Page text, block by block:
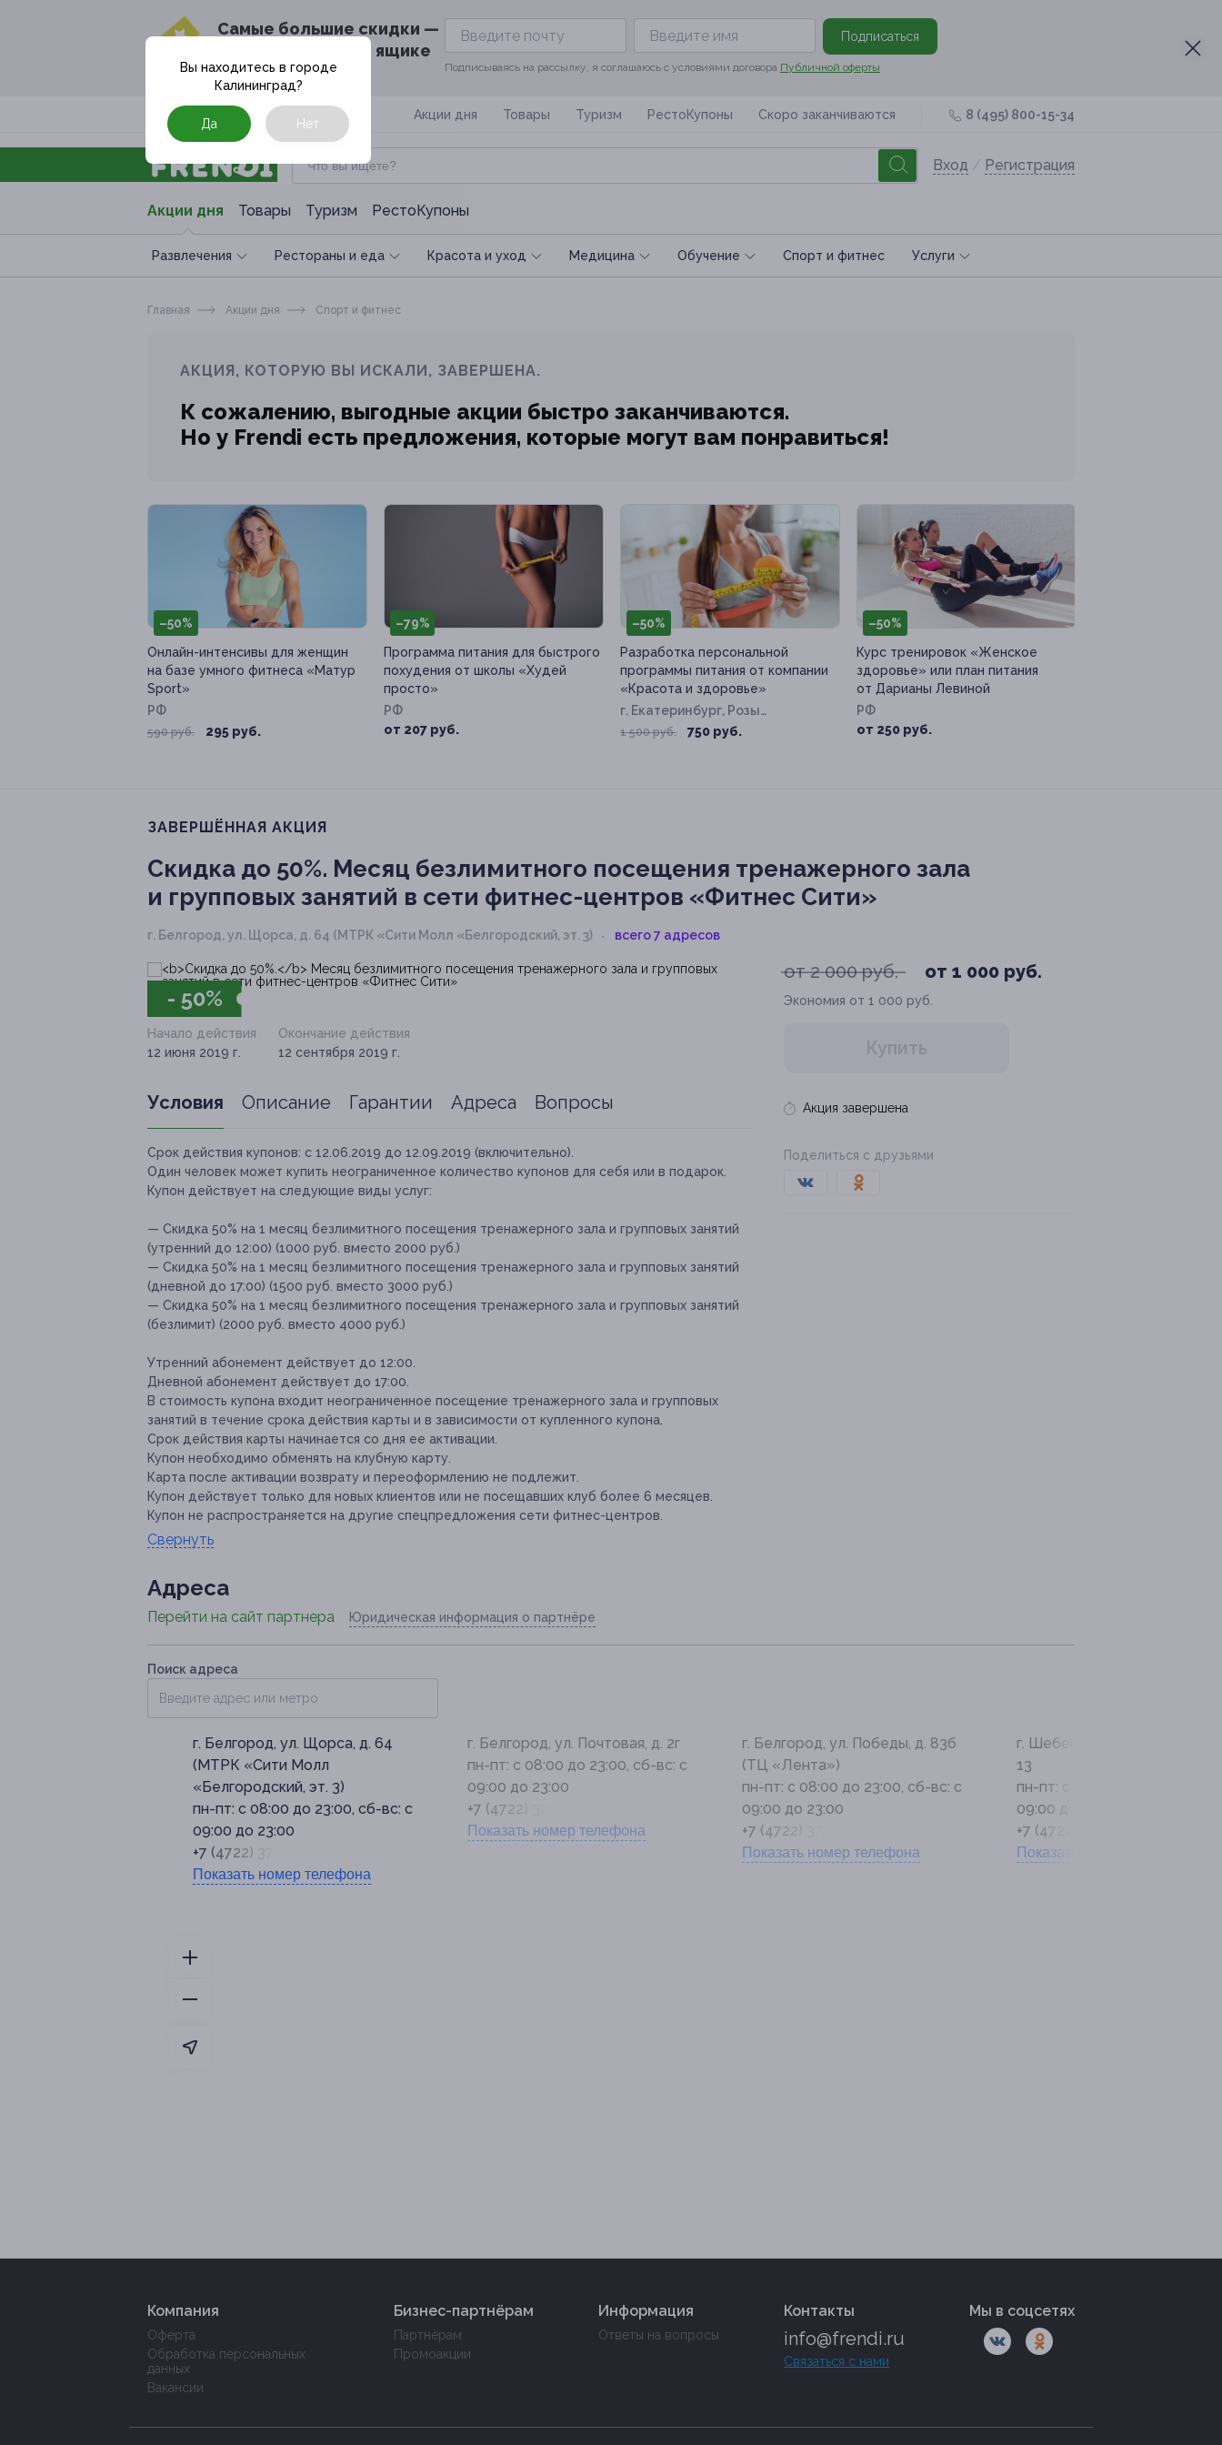
Cамые большие скидки —
в твоём почтовом ящике
Подписаться
Подписываясь на рассылку, я соглашаюсь с условиями договора Публичной оферты
Москва Акции дня Товары Туризм РестоКупоны Скоро заканчиваются 8 (495) 800-15-34
Вход / Регистрация
Акции дня Товары Туризм РестоКупоны
Развлечения Рестораны и еда Красота и уход Медицина Обучение Спoрт и фитнес Услуги
Вы находитесь в городе
Калининград?
Да Нет
Главная Акции дня Спoрт и фитнес
АКЦИЯ, КОТОРУЮ ВЫ ИСКАЛИ, ЗАВЕРШЕНА.
К сожалению, выгодные акции быстро заканчиваются.
Но у Frendi есть предложения, которые могут вам понравиться!
–50%
Онлайн-интенсивы для женщин
на базе умного фитнеса «Матур
Sport»
РФ
590 руб. 295 руб.
–79%
Программа питания для быстрого
похудения от школы «Худей
просто»
РФ
от 207 руб.
–50%
Разработка персональной
программы питания от компании
«Красота и здоровье»
г. Екатеринбург, Розы
Люксембург ул, д. 67б
1 500 руб. 750 руб.
–50%
Курс тренировок «Женское
здоровье» или план питания
от Дарианы Левиной
РФ
от 250 руб.
ЗАВЕРШЁННАЯ АКЦИЯ
Скидка до 50%. Месяц безлимитного посещения тренажерного зала
и групповых занятий в сети фитнес-центров «Фитнес Сити»
г. Белгород, ул. Щорса, д. 64 (МТРК «Сити Молл «Белгородский, эт. 3) всего 7 адресов
- 50%
от 2 000 руб. от 1 000 руб.
Экономия от 1 000 руб.
Купить
Акция завершена
Поделиться с друзьями
Начало действия
12 июня 2019 г.
Окончание действия
12 сентября 2019 г.
Условия Описание Гарантии Адреса Вопросы
Срок действия купонов: с 12.06.2019 до 12.09.2019 (включительно).
Один человек может купить неограниченное количество купонов для себя или в подарок.
Купон действует на следующие виды услуг:
— Скидка 50% на 1 месяц безлимитного посещения тренажерного зала и групповых занятий
(утренний до 12:00) (1000 руб. вместо 2000 руб.)
— Скидка 50% на 1 месяц безлимитного посещения тренажерного зала и групповых занятий
(дневной до 17:00) (1500 руб. вместо 3000 руб.)
— Скидка 50% на 1 месяц безлимитного посещения тренажерного зала и групповых занятий
(безлимит) (2000 руб. вместо 4000 руб.)
Утренний абонемент действует до 12:00.
Дневной абонемент действует до 17:00.
В стоимость купона входит неограниченное посещение тренажерного зала и групповых
занятий в течение срока действия карты и в зависимости от купленного купона.
Срок действия карты начинается со дня ее активации.
Купон необходимо обменять на клубную карту.
Карта после активации возврату и переоформлению не подлежит.
Купон действует только для новых клиентов или не посещавших клуб более 6 месяцев.
Купон не распространяется на другие спецпредложения сети фитнес-центров.
Свернуть
Адресa
Перейти на сайт партнера Юридическая информация о партнёре
Поиск адреса
г. Белгород, ул. Щорса, д. 64
(МТРК «Сити Молл
«Белгородский, эт. 3)
пн-пт: с 08:00 до 23:00, сб-вс: с
09:00 до 23:00
+7 (4722) 37-53-73
Показать номер телефона
г. Белгород, ул. Почтовая, д. 2г
пн-пт: с 08:00 до 23:00, сб-вс: с
09:00 до 23:00
+7 (4722) 37-46-49
Показать номер телефона
г. Белгород, ул. Победы, д. 83б
(ТЦ «Лента»)
пн-пт: с 08:00 до 23:00, сб-вс: с
09:00 до 23:00
+7 (4722) 37-46-26
Показать номер телефона
г. Шебекино, ул.
13
пн-пт: с 08:00 до 23:00, сб-
09:00 до 23:00
+7 (4722) 37-16-38
Показать номер телефона
Компания
Оферта
Обработка персональных
данных
Вакансии
Бизнес-партнёрам
Партнёрам
Промоакции
Информация
Ответы на вопросы
Контакты
info@frendi.ru
Связаться с нами
Мы в соцсетях